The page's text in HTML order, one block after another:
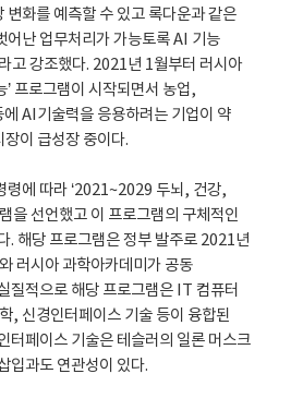
변화를 예측할 수 있고 록다운과 같은
어난 업무처리가 가능토록 AI 기능
고 강조했다. 2021년 1월부터 러시아
’ 프로그램이 시작되면서 농업,
AI기술력을 응용하려는 기업이 약
이 급성장 중이다.
령에 따라 ‘2021~2029 두뇌, 건강,
을 선언했고 이 프로그램의 구체적인
. 해당 프로그램은 정부 발주로 2021년
러시아 과학아카데미가 공동
질적으로 해당 프로그램은 IT 컴퓨터
, 신경인터페이스 기술 등이 융합된
터페이스 기술은 테슬러의 일론 머스크
입과도 연관성이 있다.